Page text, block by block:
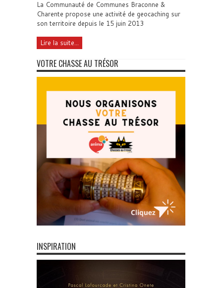
La Communauté de Communes Braconne &
Charente propose une activité de geocaching sur
son territoire depuis le 15 juin 2013
Lire la suite...
VOTRE CHASSE AU TRÉSOR
INSPIRATION